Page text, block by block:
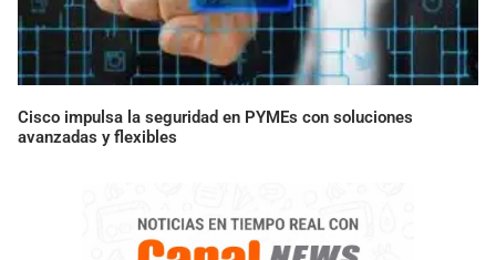
Cisco impulsa la seguridad en PYMEs con soluciones
avanzadas y flexibles